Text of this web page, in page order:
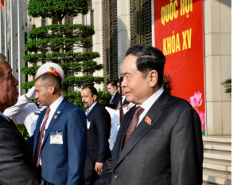
Thời sự
Thời sự 6h
Thời sự 12h
Thời sự 18h
Thời sự 21h30
Bản tin
Chuyên mục
Theo dòng Thời sự